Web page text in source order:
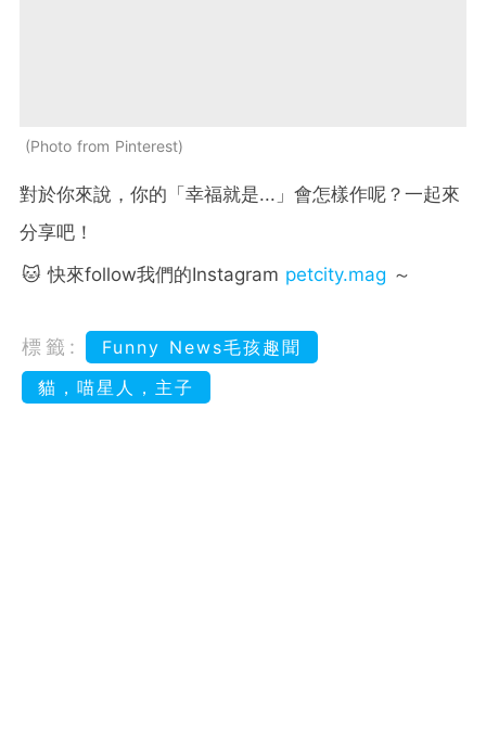
Photo from Pinterest
對於你來說，你的「幸福就是...」會怎樣作呢？一起來
分享吧！
🐱 快來follow我們的Instagram petcity.mag ～
標籤:
Funny News毛孩趣聞
貓，喵星人，主子